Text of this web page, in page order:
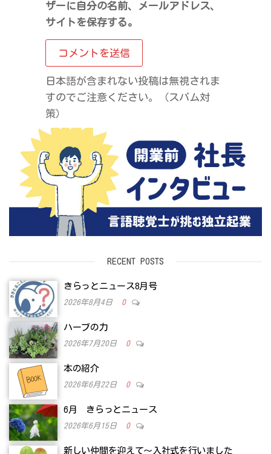
ザーに自分の名前、メールアドレス、
サイトを保存する。
日本語が含まれない投稿は無視されま
すのでご注意ください。（スパム対
策）
RECENT POSTS
きらっとニュース8月号
2026年8月4日 0
ハーブの力
2026年7月20日 0
本の紹介
2026年6月22日 0
6月 きらっとニュース
2026年6月15日 0
新しい仲間を迎えて～入社式を行いました